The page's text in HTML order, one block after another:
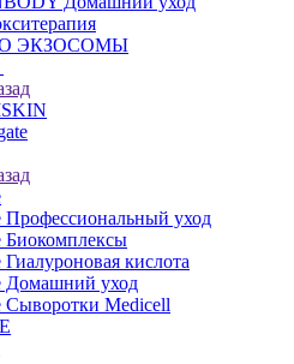
ЭКЗОСОМЫ
Профессиональный уход
Биокомплексы
Гиалуроновая кислота
Домашний уход
Сыворотки Medicell